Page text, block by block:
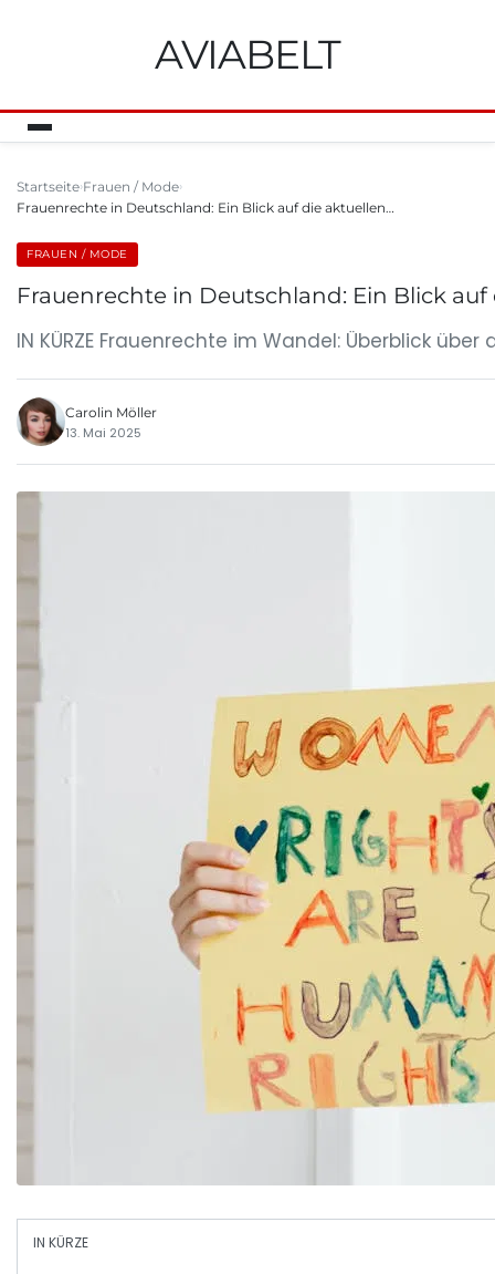
AVIABELT
Startseite Frauen / Mode
Frauenrechte in Deutschland: Ein Blick auf die aktuellen…
FRAUEN / MODE
Frauenrechte in Deutschland: Ein Blick
IN KÜRZE Frauenrechte im Wandel: Überblick
Carolin Möller
13. Mai 2025
IN KÜRZE